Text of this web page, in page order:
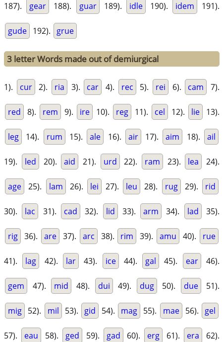
187). gear 188). guar 189). idle 190). idem 191).
gude 192). grue
3 letter Words made out of demiurgical
1). cur 2). ria 3). car 4). rec 5). rei 6). cam 7).
red 8). rem 9). ire 10). reg 11). cel 12). lie 13).
leg 14). rum 15). ale 16). air 17). aim 18). ail
19). led 20). aid 21). urd 22). ram 23). lea 24).
age 25). lam 26). lei 27). leu 28). rug 29). rid
30). lac 31). cad 32). lid 33). arm 34). lad 35).
rig 36). are 37). arc 38). rim 39). amu 40). rue
41). lag 42). lar 43). ice 44). gal 45). ear 46).
gem 47). mid 48). dui 49). dug 50). due 51).
mig 52). mil 53). gid 54). mag 55). mae 56). gel
57). eau 58). ged 59). gad 60). erg 61). era 62).